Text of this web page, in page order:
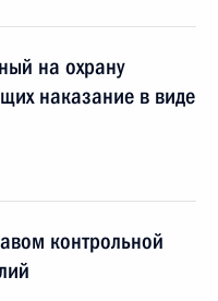
на охрану
наказание в виде
контрольной